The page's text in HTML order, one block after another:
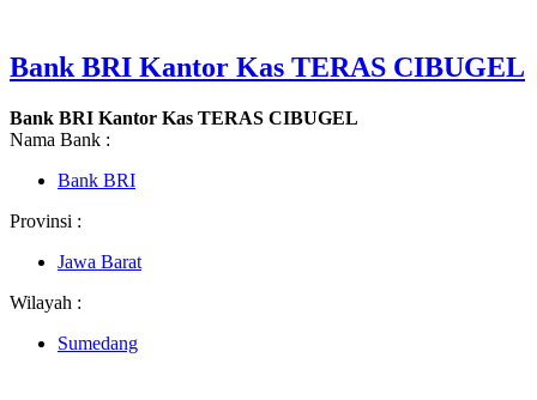
Bank BRI Kantor Kas TERAS CIBUGEL
Bank BRI Kantor Kas TERAS CIBUGEL
Nama Bank :
Bank BRI
Provinsi :
Jawa Barat
Wilayah :
Sumedang